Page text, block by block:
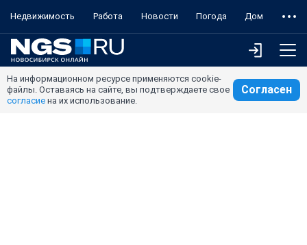
Недвижимость Работа Новости Погода Дом
На информационном ресурсе применяются cookie-
файлы. Оставаясь на сайте, вы подтверждаете свое
согласие на их использование.
Согласен